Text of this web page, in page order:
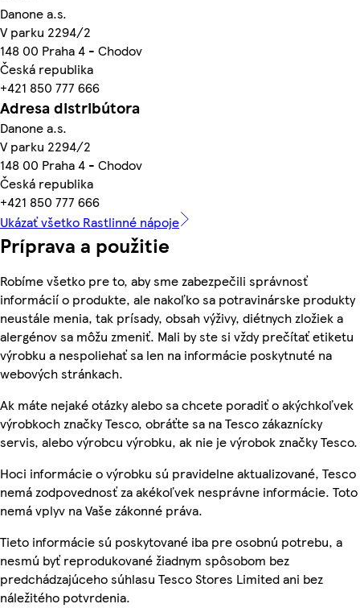
Danone a.s.
V parku 2294/2
148 00 Praha 4 - Chodov
Česká republika
+421 850 777 666
Adresa distribútora
Danone a.s.
V parku 2294/2
148 00 Praha 4 - Chodov
Česká republika
+421 850 777 666
Ukázať všetko Rastlinné nápoje
Príprava a použitie
Robíme všetko pre to, aby sme zabezpečili správnosť
informácií o produkte, ale nakoľko sa potravinárske produkty
neustále menia, tak prísady, obsah výživy, diétnych zložiek a
alergénov sa môžu zmeniť. Mali by ste si vždy prečítať etiketu
výrobku a nespoliehať sa len na informácie poskytnuté na
webových stránkach.
Ak máte nejaké otázky alebo sa chcete poradiť o akýchkoľvek
výrobkoch značky Tesco, obráťte sa na Tesco zákaznícky
servis, alebo výrobcu výrobku, ak nie je výrobok značky Tesco.
Hoci informácie o výrobku sú pravidelne aktualizované, Tesco
nemá zodpovednosť za akékoľvek nesprávne informácie. Toto
nemá vplyv na Vaše zákonné práva.
Tieto informácie sú poskytované iba pre osobnú potrebu, a
nesmú byť reprodukované žiadnym spôsobom bez
predchádzajúceho súhlasu Tesco Stores Limited ani bez
náležitého potvrdenia.